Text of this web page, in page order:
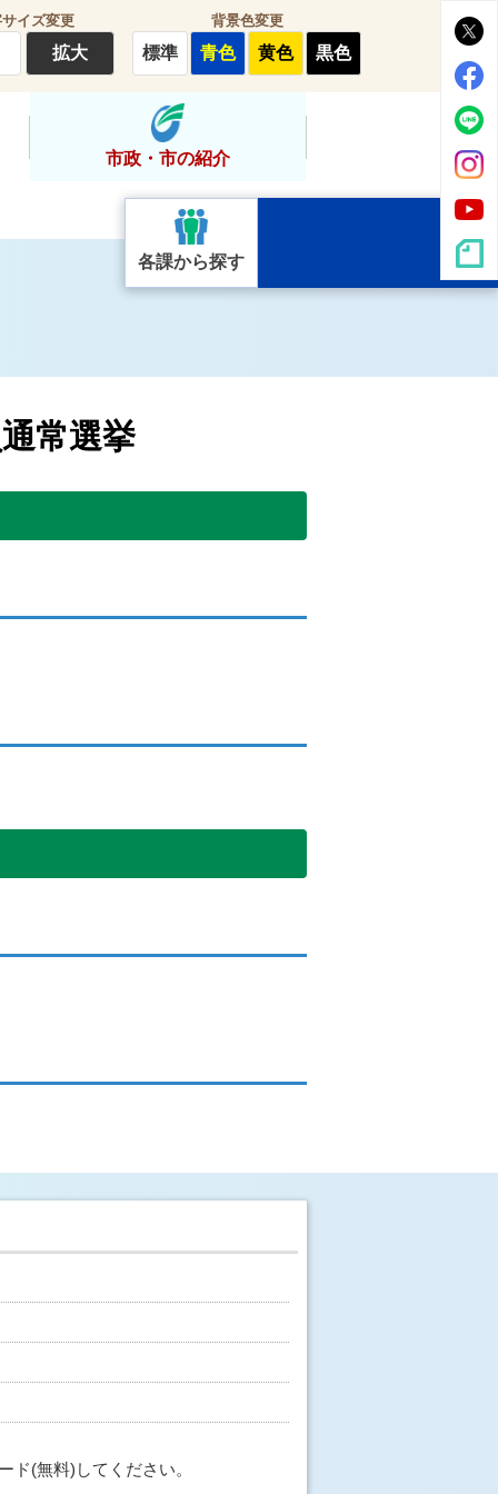
イズ変更
拡大
背景色変更
標準 青色 黄色 黒色
市政・市の紹介
各課から探す
常選挙
ド(無料)してください。